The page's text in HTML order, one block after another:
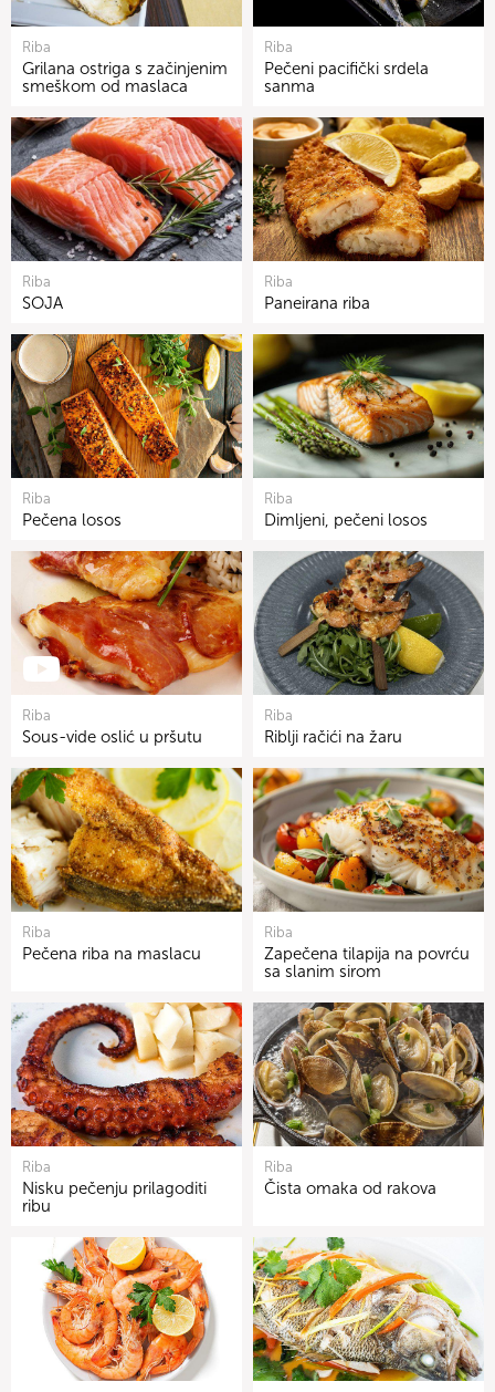
Riba
Grilana ostriga s začinjenim
smeškom od maslaca
Riba
Pečeni pacifički srdela
sanma
Riba
SOJA
Riba
Paneirana riba
Riba
Pečena losos
Riba
Dimljeni, pečeni losos
Riba
Sous-vide oslić u pršutu
Riba
Riblji račići na žaru
Riba
Pečena riba na maslacu
Riba
Zapečena tilapija na povrću
sa slanim sirom
Riba
Nisku pečenju prilagoditi
ribu
Riba
Čista omaka od rakova